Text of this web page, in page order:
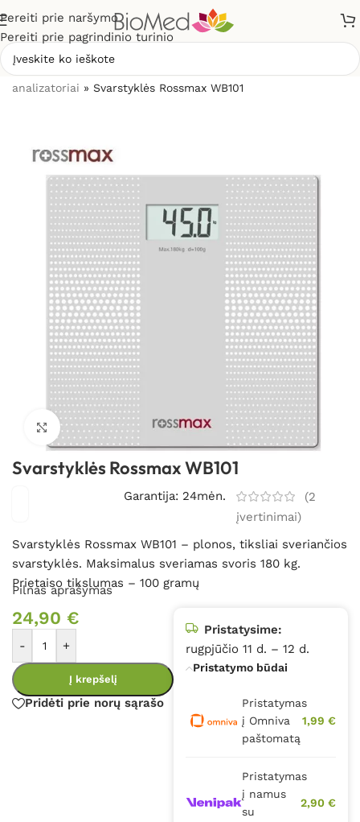
Pereiti prie naršymo
Pereiti prie pagrindinio turinio
analizatoriai » Svarstyklės Rossmax WB101
Spustelėkite, kad padidintumėte
Svarstyklės Rossmax WB101
Garantija: 24mėn. (2
įvertinimai)
Svarstyklės Rossmax WB101 – plonos, tiksliai sveriančios
svarstyklės. Maksimalus sveriamas svoris 180 kg.
Prietaiso tikslumas – 100 gramų
Pilnas aprašymas
24,90 €
- +
Į krepšelį
Pridėti prie norų sąrašo
Pristatysime:
rugpjūčio 11 d. – 12 d.
Pristatymo būdai
Pristatymas
į Omniva
paštomatą
1,99 €
Pristatymas
į namus
su
2,90 €